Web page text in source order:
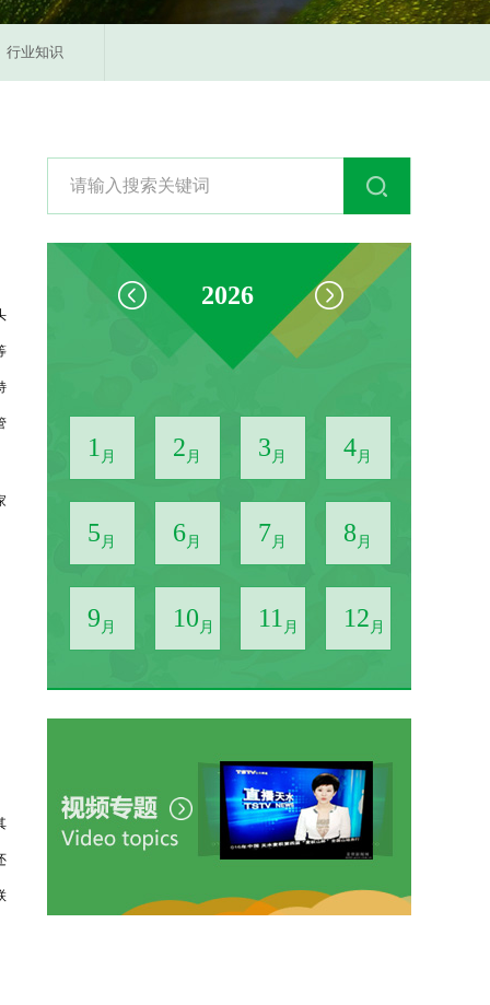
行业知识
2026
1 月 2 月 3 月 4月
5 月 6月 7月 8 月
9 月 10 月 11 月 12 月